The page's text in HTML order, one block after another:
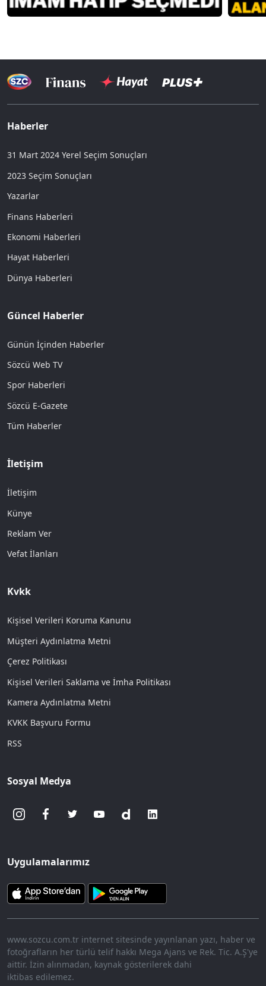
Haberler
31 Mart 2024 Yerel Seçim Sonuçları
2023 Seçim Sonuçları
Yazarlar
Finans Haberleri
Ekonomi Haberleri
Hayat Haberleri
Dünya Haberleri
Güncel Haberler
Günün İçinden Haberler
Sözcü Web TV
Spor Haberleri
Sözcü E-Gazete
Tüm Haberler
İletişim
İletişim
Künye
Reklam Ver
Vefat İlanları
Kvkk
Kişisel Verileri Koruma Kanunu
Müşteri Aydınlatma Metni
Çerez Politikası
Kişisel Verileri Saklama ve İmha Politikası
Kamera Aydınlatma Metni
KVKK Başvuru Formu
RSS
Sosyal Medya
Uygulamalarımız
www.sozcu.com.tr internet sitesinde yayınlanan yazı, haber ve
fotoğrafların her türlü telif hakkı Mega Ajans ve Rek. Tic. A.Ş'ye
aittir. İzin alınmadan, kaynak gösterilerek dahi
iktibas edilemez.